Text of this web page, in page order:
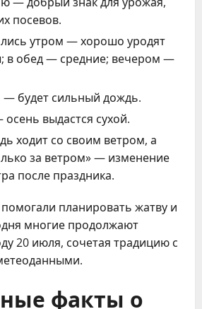
посевов.
утром — хорошо уродят
в обед — средние; вечером —
— будет сильный дождь.
выдастся сухой.
ходит со своим ветром, а
за ветром» — изменение
после праздника.
планировать жатву и
многие продолжают
20 июля, сочетая традицию с
факты о